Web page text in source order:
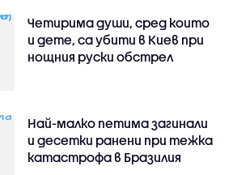
Четирима души, сред които
и дете, са убити в Киев при
нощния руски обстрел
Най-малко петима загинали
и десетки ранени при тежка
катастрофа в Бразилия